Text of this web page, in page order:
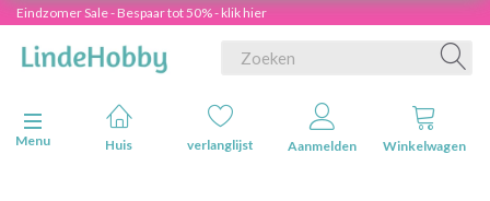
Eindzomer Sale - Bespaar tot 50% - klik hier
Navigatie in-/uitschakelen
Menu
Huis verlanglijst Aanmelden Winkelwagen